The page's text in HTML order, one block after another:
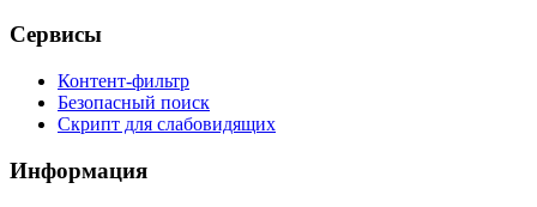
Сервисы
Контент-фильтр
Безопасный поиск
Скрипт для слабовидящих
Информация